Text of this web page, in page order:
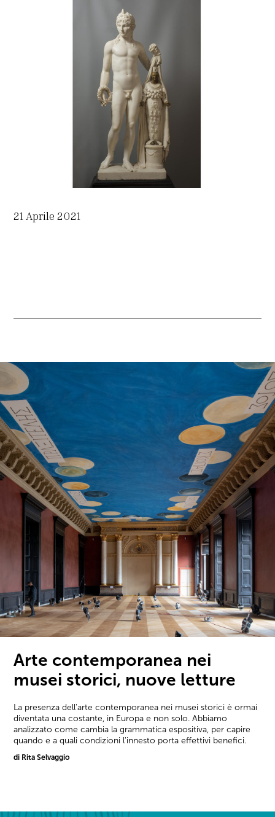
21 Aprile 2021
Arte contemporanea nei
musei storici, nuove letture
La presenza dell'arte contemporanea nei musei storici è ormai
diventata una costante, in Europa e non solo. Abbiamo
analizzato come cambia la grammatica espositiva, per capire
quando e a quali condizioni l'innesto porta effettivi benefici.
di Rita Selvaggio